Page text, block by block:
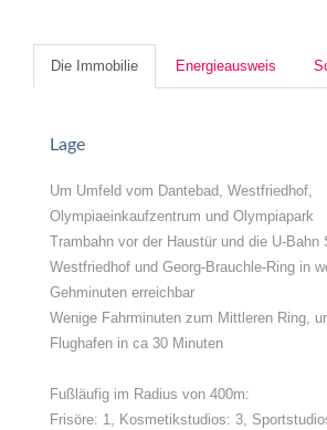
Die Immobilie Energieausweis
Lage
Um Umfeld vom Dantebad, Westfriedhof,
Olympiaeinkaufzentrum und Olympiapark
Trambahn vor der Haustür und die U-Bahn
Westfriedhof und Georg-Brauchle-Ring in
Gehminuten erreichbar
Wenige Fahrminuten zum Mittleren Ring,
Flughafen in ca 30 Minuten
Fußläufig im Radius von 400m:
Frisöre: 1, Kosmetikstudios: 3,